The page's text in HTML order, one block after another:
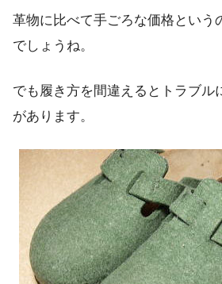
革物に比べて手ごろな価格という
でしょうね。
でも履き方を間違えるとトラブル
があります。